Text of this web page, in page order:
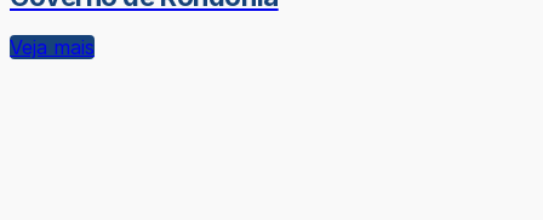
Veja mais